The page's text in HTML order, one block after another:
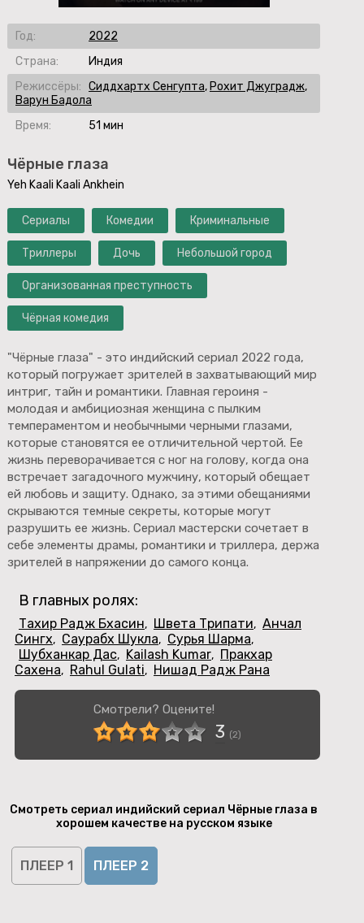
Чёрные глаза
Yeh Kaali Kaali Ankhein
Сериалы Комедии Криминальные
Триллеры Дочь Небольшой город
Организованная преступность
Чёрная комедия
"Чёрные глаза" - это индийский сериал 2022 года,
который погружает зрителей в захватывающий мир
интриг, тайн и романтики. Главная героиня -
молодая и амбициозная женщина с пылким
темпераментом и необычными черными глазами,
которые становятся ее отличительной чертой. Ее
жизнь переворачивается с ног на голову, когда она
встречает загадочного мужчину, который обещает
ей любовь и защиту. Однако, за этими обещаниями
скрываются темные секреты, которые могут
разрушить ее жизнь. Сериал мастерски сочетает в
себе элементы драмы, романтики и триллера, держа
зрителей в напряжении до самого конца.
Год:
2022
Страна:
Индия
Режиссёры: Сиддхартх Сенгупта, Рохит Джуградж,
Варун Бадола
Время:
51 мин
В главных ролях:
Тахир Радж Бхасин, Швета Трипати, Анчал
Сингх, Саурабх Шукла, Сурья Шарма,
Шубханкар Дас, Kailash Kumar, Пракхар
Сахена, Rahul Gulati, Нишад Радж Рана
Смотрели? Оцените!
3 (2)
Смотреть сериал индийский сериал Чёрные глаза в
хорошем качестве на русском языке
ПЛЕЕР 1 ПЛЕЕР 2